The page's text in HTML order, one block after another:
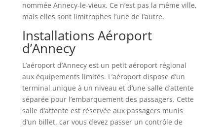
nommée Annecy-le-vieux. Ce n’est pas la même ville,
mais elles sont limitrophes l’une de l’autre.
Installations Aéroport
d’Annecy
L’aéroport d’Annecy est un petit aéroport régional
aux équipements limités. L’aéroport dispose d’un
terminal unique à un niveau et d’une salle d’attente
séparée pour l’embarquement des passagers. Cette
salle d’attente est réservée aux passagers munis
d’un billet, car vous devez passer un contrôle de